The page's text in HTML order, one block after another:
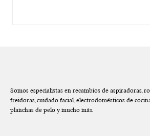
Somos especialistas en recambios de aspiradoras,
freidoras, cuidado facial, electrodomésticos de
planchas de pelo y mucho más.